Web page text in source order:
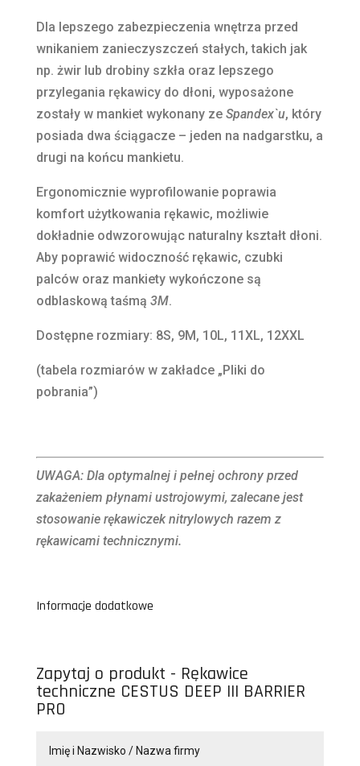
Dla lepszego zabezpieczenia wnętrza przed
wnikaniem zanieczyszczeń stałych, takich jak
np. żwir lub drobiny szkła oraz lepszego
przylegania rękawicy do dłoni, wyposażone
zostały w mankiet wykonany ze Spandex`u, który
posiada dwa ściągacze – jeden na nadgarstku, a
drugi na końcu mankietu.
Ergonomicznie wyprofilowanie poprawia
komfort użytkowania rękawic, możliwie
dokładnie odwzorowując naturalny kształt dłoni.
Aby poprawić widoczność rękawic, czubki
palców oraz mankiety wykończone są
odblaskową taśmą 3M.
Dostępne rozmiary: 8S, 9M, 10L, 11XL, 12XXL
(tabela rozmiarów w zakładce „Pliki do
pobrania”)
UWAGA: Dla optymalnej i pełnej ochrony przed
zakażeniem płynami ustrojowymi, zalecane jest
stosowanie rękawiczek nitrylowych razem z
rękawicami technicznymi.
Informacje dodatkowe
Zapytaj o produkt - Rękawice
techniczne CESTUS DEEP III BARRIER
PRO